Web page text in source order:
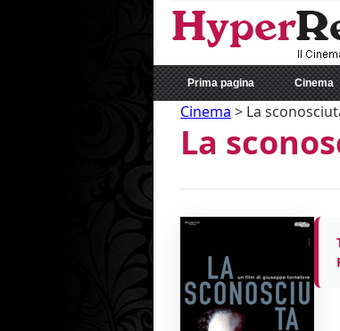
Prima pagina Cinema
Cinema > La
La